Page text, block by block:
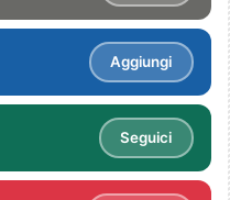
Aggiungi
Seguici